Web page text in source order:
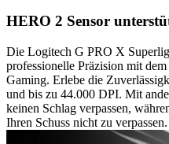
HERO 2 Sensor
Die Logitech G PRO X
professionelle Präzision mit
Gaming. Erlebe die
und bis zu 44.000 DPI. Mit
keinen Schlag verpassen,
Ihren Schuss nicht zu verpassen.